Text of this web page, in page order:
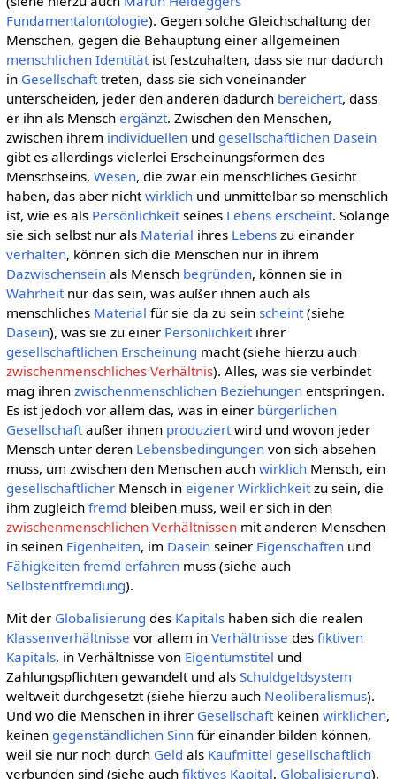
Fundamentalontologie). Gegen solche Gleichschaltung der
Menschen, gegen die Behauptung einer allgemeinen
menschlichen Identitätist festzuhalten, dass sie nur dadurch
in Gesellschafttreten, dass sie sich voneinander
unterscheiden, jeder den anderen dadurch bereichert, dass
er ihn als Mensch ergänzt. Zwischen den Menschen,
zwischen ihrem individuellenund gesellschaftlichen Dasein
gibt es allerdings vielerlei Erscheinungsformen des
Menschseins, Wesen, die zwar ein menschliches Gesicht
haben, das aber nichtwirklichund unmittelbar so menschlich
ist, wie es als Persönlichkeitseines Lebens erscheint. Solange
sie sich selbst nur als Material ihres Lebenszu einander
verhalten, können sich die Menschen nur in ihrem
Dazwischenseinals Mensch begründen, können sie in
Wahrheitnur das sein, was außer ihnen auch als
menschliches Material für sie da zu sein scheint(siehe
Dasein), was sie zu einer Persönlichkeitihrer
gesellschaftlichen Erscheinung macht (siehe hierzu auch
zwischenmenschliches Verhältnis). Alles, was sie verbindet
mag ihren zwischenmenschlichen Beziehungenentspringen.
Es ist jedoch vor allem das, was in einer bürgerlichen
Gesellschaftaußer ihnen produziertwird und wovon jeder
Mensch unter deren Lebensbedingungenvon sich absehen
muss, um zwischen den Menschen auch wirklichMensch, ein
gesellschaftlicherMensch in eigener Wirklichkeitzu sein, die
ihm zugleich fremd bleiben muss, weil er sich in den
zwischenmenschlichen Verhältnissenmit anderen Menschen
in seinen Eigenheiten, im Daseinseiner Eigenschaftenund
Fähigkeiten fremd erfahrenmuss (siehe auch
Selbstentfremdung).
Mit der Globalisierung des Kapitalshaben sich die realen
Klassenverhältnisse vor allem in Verhältnisse des fiktiven
Kapitals, in Verhältnisse von Eigentumstitel und
Zahlungspflichten gewandelt und als Schuldgeldsystem
weltweit durchgesetzt (siehe hierzu auch Neoliberalismus).
Und wo die Menschen in ihrer Gesellschaftkeinen wirklichen,
keinen gegenständlichen Sinnfür einander bilden können,
weil sie nur noch durch Geld als Kaufmittel gesellschaftlich
verbunden sind (siehe auch fiktives Kapital, Globalisierung),